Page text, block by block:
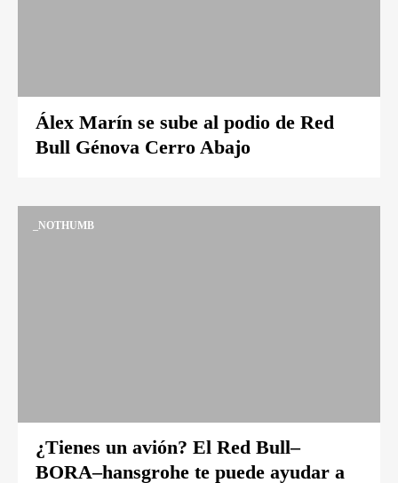
Álex Marín se sube al podio de Red
Bull Génova Cerro Abajo
_NOTHUMB
¿Tienes un avión? El Red Bull–
BORA–hansgrohe te puede ayudar a